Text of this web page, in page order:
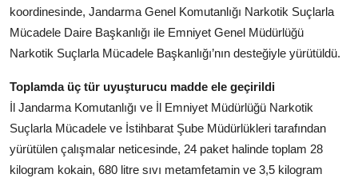
koordinesinde, Jandarma Genel Komutanlığı Narkotik Suçlarla
Mücadele Daire Başkanlığı ile Emniyet Genel Müdürlüğü
Narkotik Suçlarla Mücadele Başkanlığı’nın desteğiyle yürütüldü.
Toplamda üç tür uyuşturucu madde ele geçirildi
İl Jandarma Komutanlığı ve İl Emniyet Müdürlüğü Narkotik
Suçlarla Mücadele ve İstihbarat Şube Müdürlükleri tarafından
yürütülen çalışmalar neticesinde, 24 paket halinde toplam 28
kilogram kokain, 680 litre sıvı metamfetamin ve 3,5 kilogram